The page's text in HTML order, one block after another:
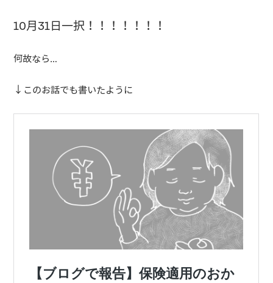
10月31日一択！！！！！！！
何故なら…
↓このお話でも書いたように